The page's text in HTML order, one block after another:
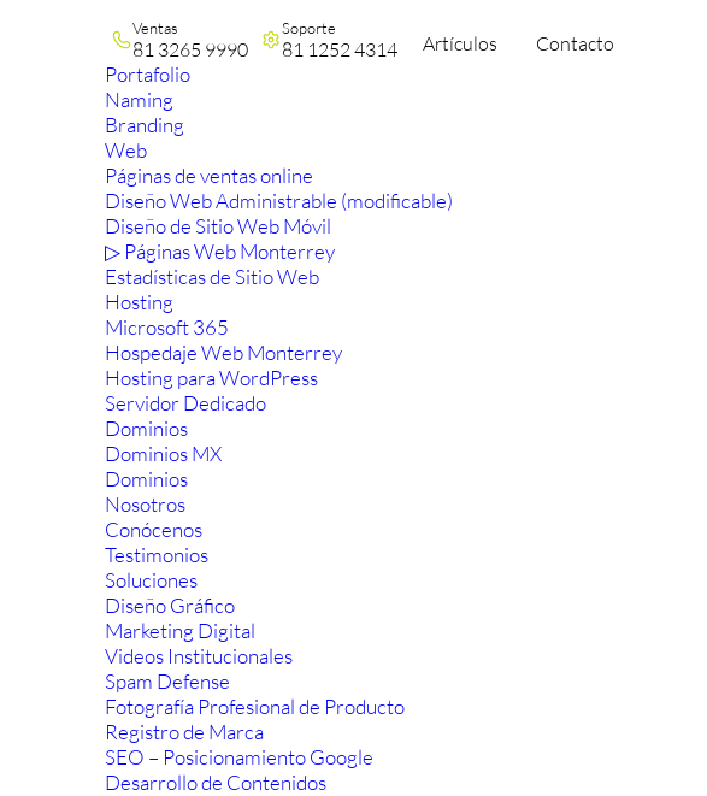
Ventas
81 3265 9990
Soporte
81 1252 4314 Artículos Contacto
Portafolio
Naming
Branding
Web
Páginas de ventas online
Diseño Web Administrable (modificable)
Diseño de Sitio Web Móvil
▷ Páginas Web Monterrey
Estadísticas de Sitio Web
Hosting
Microsoft 365
Hospedaje Web Monterrey
Hosting para WordPress
Servidor Dedicado
Dominios
Dominios MX
Dominios
Nosotros
Conócenos
Testimonios
Soluciones
Diseño Gráfico
Marketing Digital
Videos Institucionales
Spam Defense
Fotografía Profesional de Producto
Registro de Marca
SEO – Posicionamiento Google
Desarrollo de Contenidos